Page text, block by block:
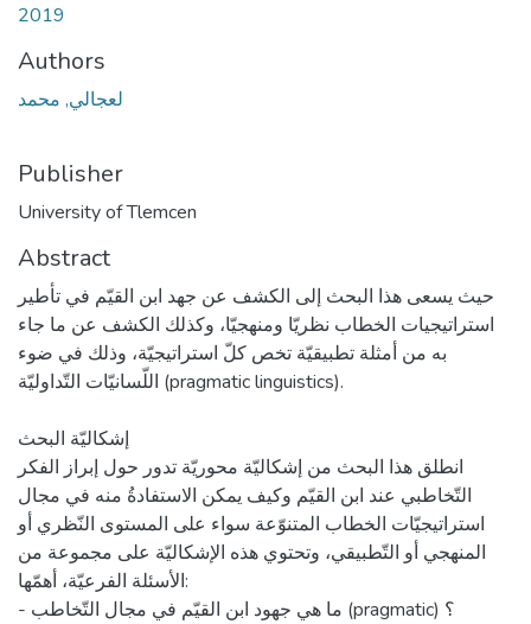
2019
Authors
لعجالي, محمد
Publisher
University of Tlemcen
Abstract
حيث يسعى هذا البحث إلى الكشف عن جهد ابن القيّم في تأطير
استراتيجيات الخطاب نظريّا ومنهجيّا، وكذلك الكشف عن ما جاء
به من أمثلة تطبيقيّة تخص كلّ استراتيجيّة، وذلك في ضوء
اللّسانيّات التّداوليّة (pragmatic linguistics).
إشكاليّة البحث
انطلق هذا البحث من إشكاليّة محوريّة تدور حول إبراز الفكر
التّخاطبي عند ابن القيّم وكيف يمكن الاستفادةُ منه في مجال
استراتيجيّات الخطاب المتنوّعة سواء على المستوى النّظري أو
المنهجي أو التّطبيقي، وتحتوي هذه الإشكاليّة على مجموعة من
الأسئلة الفرعيّة، أهمّها:
- ما هي جهود ابن القيّم في مجال التّخاطب (pragmatic) ؟